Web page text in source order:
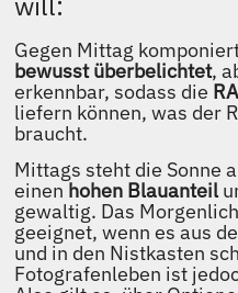
Gegen Mittag
bewusst überbelichtet,
erkennbar, sodass die
liefern können, was der
braucht.
Mittags steht die Sonne
einen hohen Blauanteil
gewaltig. Das
geeignet, wenn es aus
und in den Nistkasten
Fotografenleben ist